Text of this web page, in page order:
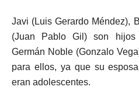
Javi (Luis Gerardo Méndez),
(Juan Pablo Gil) son
Germán Noble (Gonzalo
para ellos, ya que su
eran adolescentes.